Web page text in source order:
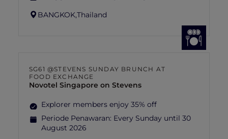
BANGKOK,Thailand
SG61 @STEVENS SUNDAY BRUNCH AT
FOOD EXCHANGE
Novotel Singapore on Stevens
Explorer members enjoy 35% off
Periode Penawaran: Every Sunday until 30
August 2026